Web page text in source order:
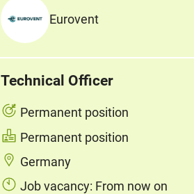
Eurovent
Technical Officer
Permanent position
Permanent position
Germany
Job vacancy: From now on